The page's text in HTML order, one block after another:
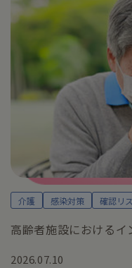
介護 感染対策 確認リ
高齢者施設における
2026.07.10